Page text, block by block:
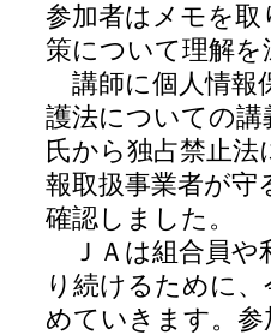
参加者はメモを取
策について理解
講師に個人情報
護法についての講
氏から独占禁止
報取扱事業者が
確認しました。
ＪＡは組合員や
り続けるために
めていきます。